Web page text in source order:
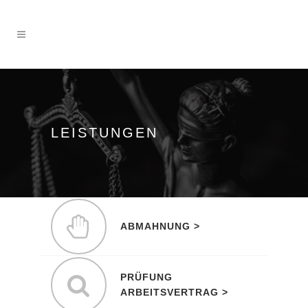
LEISTUNGEN
ABMAHNUNG >
PRÜFUNG
ARBEITSVERTRAG >